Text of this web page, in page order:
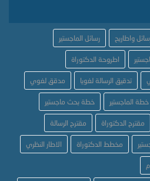
واطاريح رسائل الماجستير
اطروحة الدكتوراة
تدقيق الرسالة لغويا مدقق لغوي
خطة الماجستير خطة بحث ماجستير
مقترح الدكتوراة مقترح الرسالة
مخطط الدكتوراة الاطار النظري